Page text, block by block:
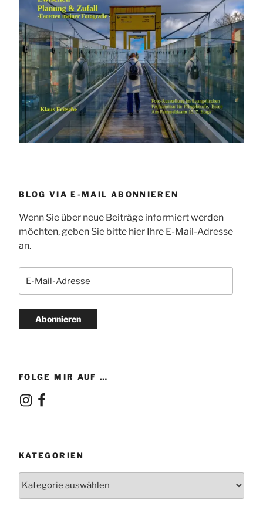
BLOG VIA E-MAIL ABONNIEREN
Wenn Sie über neue Beiträge informiert werden
möchten, geben Sie bitte hier Ihre E-Mail-Adresse
an.
Mail-
Abonnieren
FOLGE MIR AUF …
Instagram
Facebook
KATEGORIEN